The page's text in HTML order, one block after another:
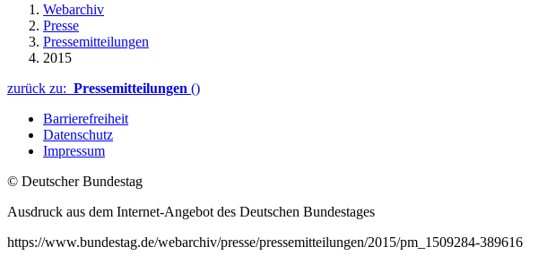
Webarchiv
Presse
Pressemitteilungen
2015
zurück zu: Pressemitteilungen ()
Barrierefreiheit
Datenschutz
Impressum
© Deutscher Bundestag
Ausdruck aus dem Internet-Angebot des Deutschen Bundestages
https://www.bundestag.de/webarchiv/presse/pressemitteilungen/2015/pm_1509284-389616